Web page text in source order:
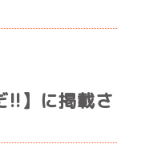
!!】に掲載さ